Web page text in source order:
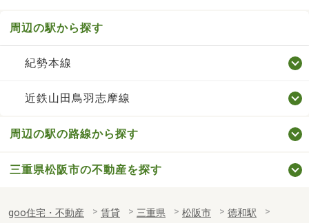
周辺の駅から探す
紀勢本線
近鉄山田鳥羽志摩線
周辺の駅の路線から探す
三重県松阪市の不動産を探す
goo住宅・不動産 賃貸 三重県 松阪市
徳和駅